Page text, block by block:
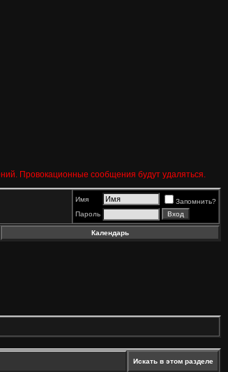
Провокационные сообщения будут удаляться.
Имя
Запомнить?
Пароль
Календарь
Искать в этом разделе